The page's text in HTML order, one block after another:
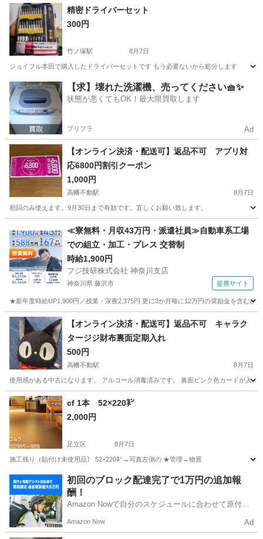
東京 港区 泉岳寺駅 その他 多肉植物
精密ドライバーセット
300円
竹ノ塚駅 8月7日
ジョイフル本田で購入したドライバーセットです もう必要ないから処分します
東京 足立区 竹ノ塚駅 その他
【求】壊れた洗濯機、売ってください🧺✨
状態が悪くてもOK！最大限買取します
プリフラ Ad
【オンライン決済・配送可】返品不可 アプリ対
応6800円割引クーポン
1,000円
高幡不動駅 8月7日
初回のみ使えます。9月30日まで有効です。宜しくお願い致します。
高幡不動駅 その他
≪寮無料・月収43万円・派遣社員≫自動車系工場
での組立・加工・プレス 交替制
時給1,900円
フジ技研株式会社 神奈川支店
神奈川県 藤沢市 提携サイト
★新年度時給UP1,900円／残業・深夜2,375円 更に3か月毎に12万円の奨励金を含む
神奈川 藤沢市 その他
【オンライン決済・配送可】返品不可 キャラク
タージジ財布裏面定期入れ
500円
高幡不動駅 8月7日
使用感がある中古になります。 アルコール消毒済みです。 裏面ピンク色カードが入
東京 日野市 高幡不動駅 その他
cf 1本 52×220㌢
2,000円
足立区 8月7日
施工残り（貼付け未使用品） 52×220㌢→写真左側の ★管理→物置
その他
初回のブロック配達完了で1万円の追加報
酬！
Amazon Nowで自分のスケジュールに合わせて原付や
う！
Amazon Now Ad